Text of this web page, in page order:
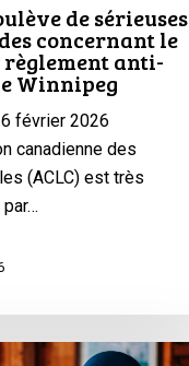
de sérieuses
concernant le
règlement anti-
Winnipeg
février 2026
canadienne des
(ACLC) est très